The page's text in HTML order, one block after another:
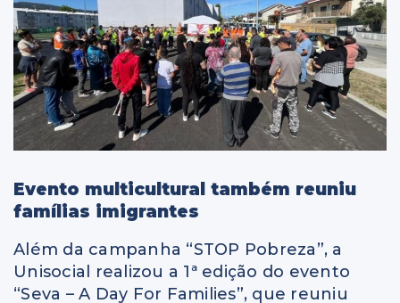
Evento multicultural também reuniu
famílias imigrantes
Além da campanha “STOP Pobreza”, a
Unisocial realizou a 1ª edição do evento
“Seva – A Day For Families”, que reuniu